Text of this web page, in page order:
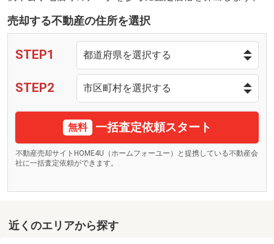
売却する不動産の住所を選択
STEP1
STEP2
無料 一括査定依頼スタート
不動産売却サイトHOME4U（ホームフォーユー）と提携している不動産会
社に一括査定依頼ができます。
近くのエリアから探す